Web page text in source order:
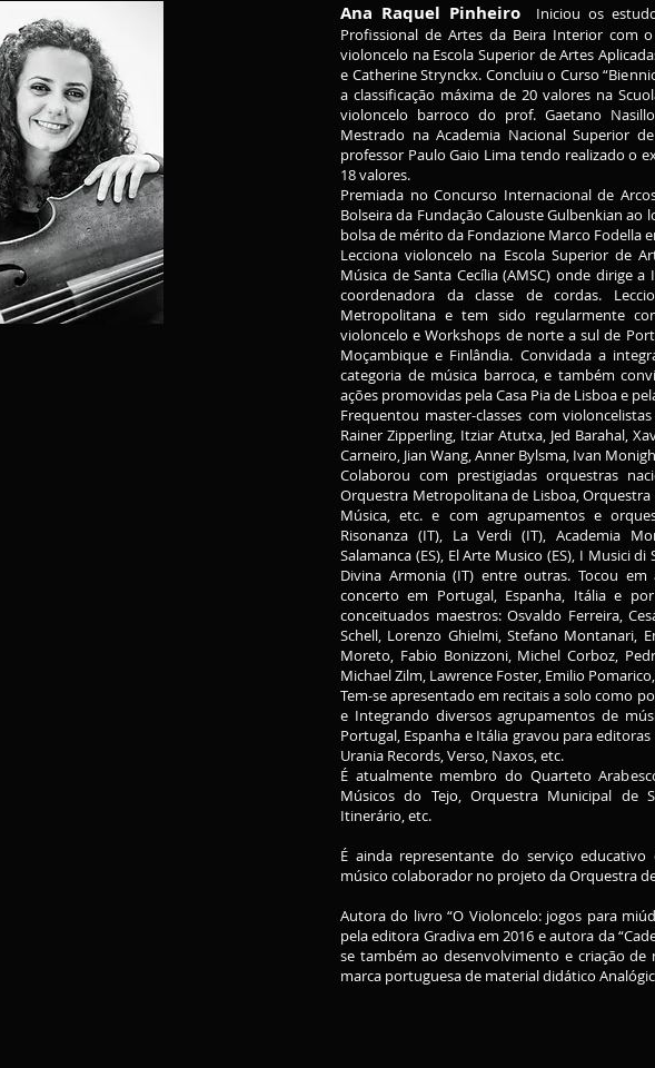
Ana Raquel PinheiroIniciou os
Profissional de Artes da Beira Interior com
violoncelo na Escola Superior de Artes
e Catherine Strynckx. Concluiu o Curso
a classificação máxima de 20 valores na
violoncelo barroco do prof. Gaetano
Mestrado na Academia Nacional Superior
professor Paulo Gaio Lima tendo realizado o
18 valores.
Premiada no Concurso Internacional de
Bolseira da Fundação Calouste Gulbenkian
bolsa de mérito da Fondazione Marco Fodella
Lecciona violoncelo na Escola Superior de
Música de Santa Cecília (AMSC) onde dirige
coordenadora da classe de cordas.
Metropolitana e tem sido regularmente
violoncelo e Workshops de norte a sul de
Moçambique e Finlândia. Convidada a
categoria de música barroca, e também
ações promovidas pela Casa Pia de Lisboa e
Frequentou master-classes com
Rainer Zipperling, Itziar Atutxa, Jed Barahal,
Carneiro, Jian Wang, Anner Bylsma, Ivan
Colaborou com prestigiadas orquestras
Orquestra Metropolitana de Lisboa, Orquestra
Música, etc. e com agrupamentos e
Risonanza (IT), La Verdi (IT), Academia
Salamanca (ES), El Arte Musico (ES), I Musici
Divina Armonia (IT) entre outras. Tocou
concerto em Portugal, Espanha, Itália e
conceituados maestros: Osvaldo Ferreira,
Schell, Lorenzo Ghielmi, Stefano Montanari,
Moreto, Fabio Bonizzoni, Michel Corboz,
Michael Zilm, Lawrence Foster, Emilio
Tem-se apresentado em recitais a solo como
e Integrando diversos agrupamentos de
Portugal, Espanha e Itália gravou para
Urania Records, Verso, Naxos, etc.
É atualmente membro do Quarteto
Músicos do Tejo, Orquestra Municipal de
Itinerário, etc.
É ainda representante do serviço educativo
músico colaborador no projeto da Orquestra
Autora do livro “O Violoncelo: jogos para
pela editora Gradiva em 2016 e autora da
se também ao desenvolvimento e criação
marca portuguesa de material didático